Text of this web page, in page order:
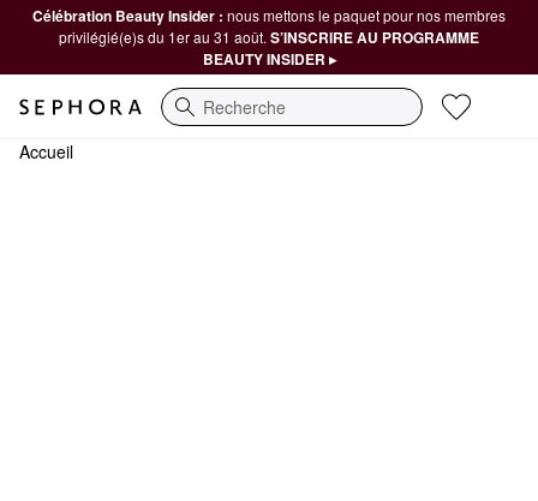
Célébration Beauty Insider : nous mettons le paquet pour nos membres
privilégié(e)s du 1er au 31 août. S’INSCRIRE AU PROGRAMME
BEAUTY INSIDER ▸
Recherche
Accueil